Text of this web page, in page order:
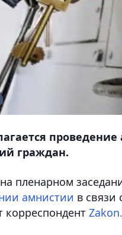
граждан.
пленарном
амнистии в связи
корреспондент